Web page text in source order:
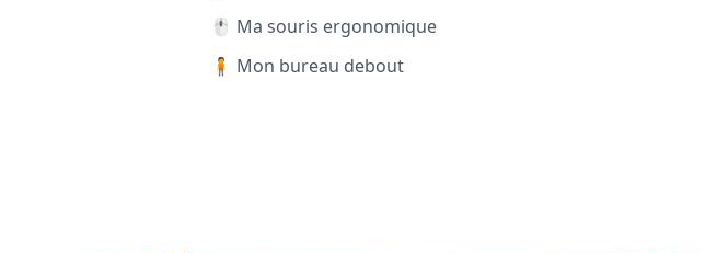
🖱️ Ma souris ergonomique
🧍 Mon bureau debout